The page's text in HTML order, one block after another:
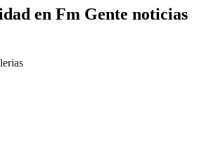
en Fm Gente noticias